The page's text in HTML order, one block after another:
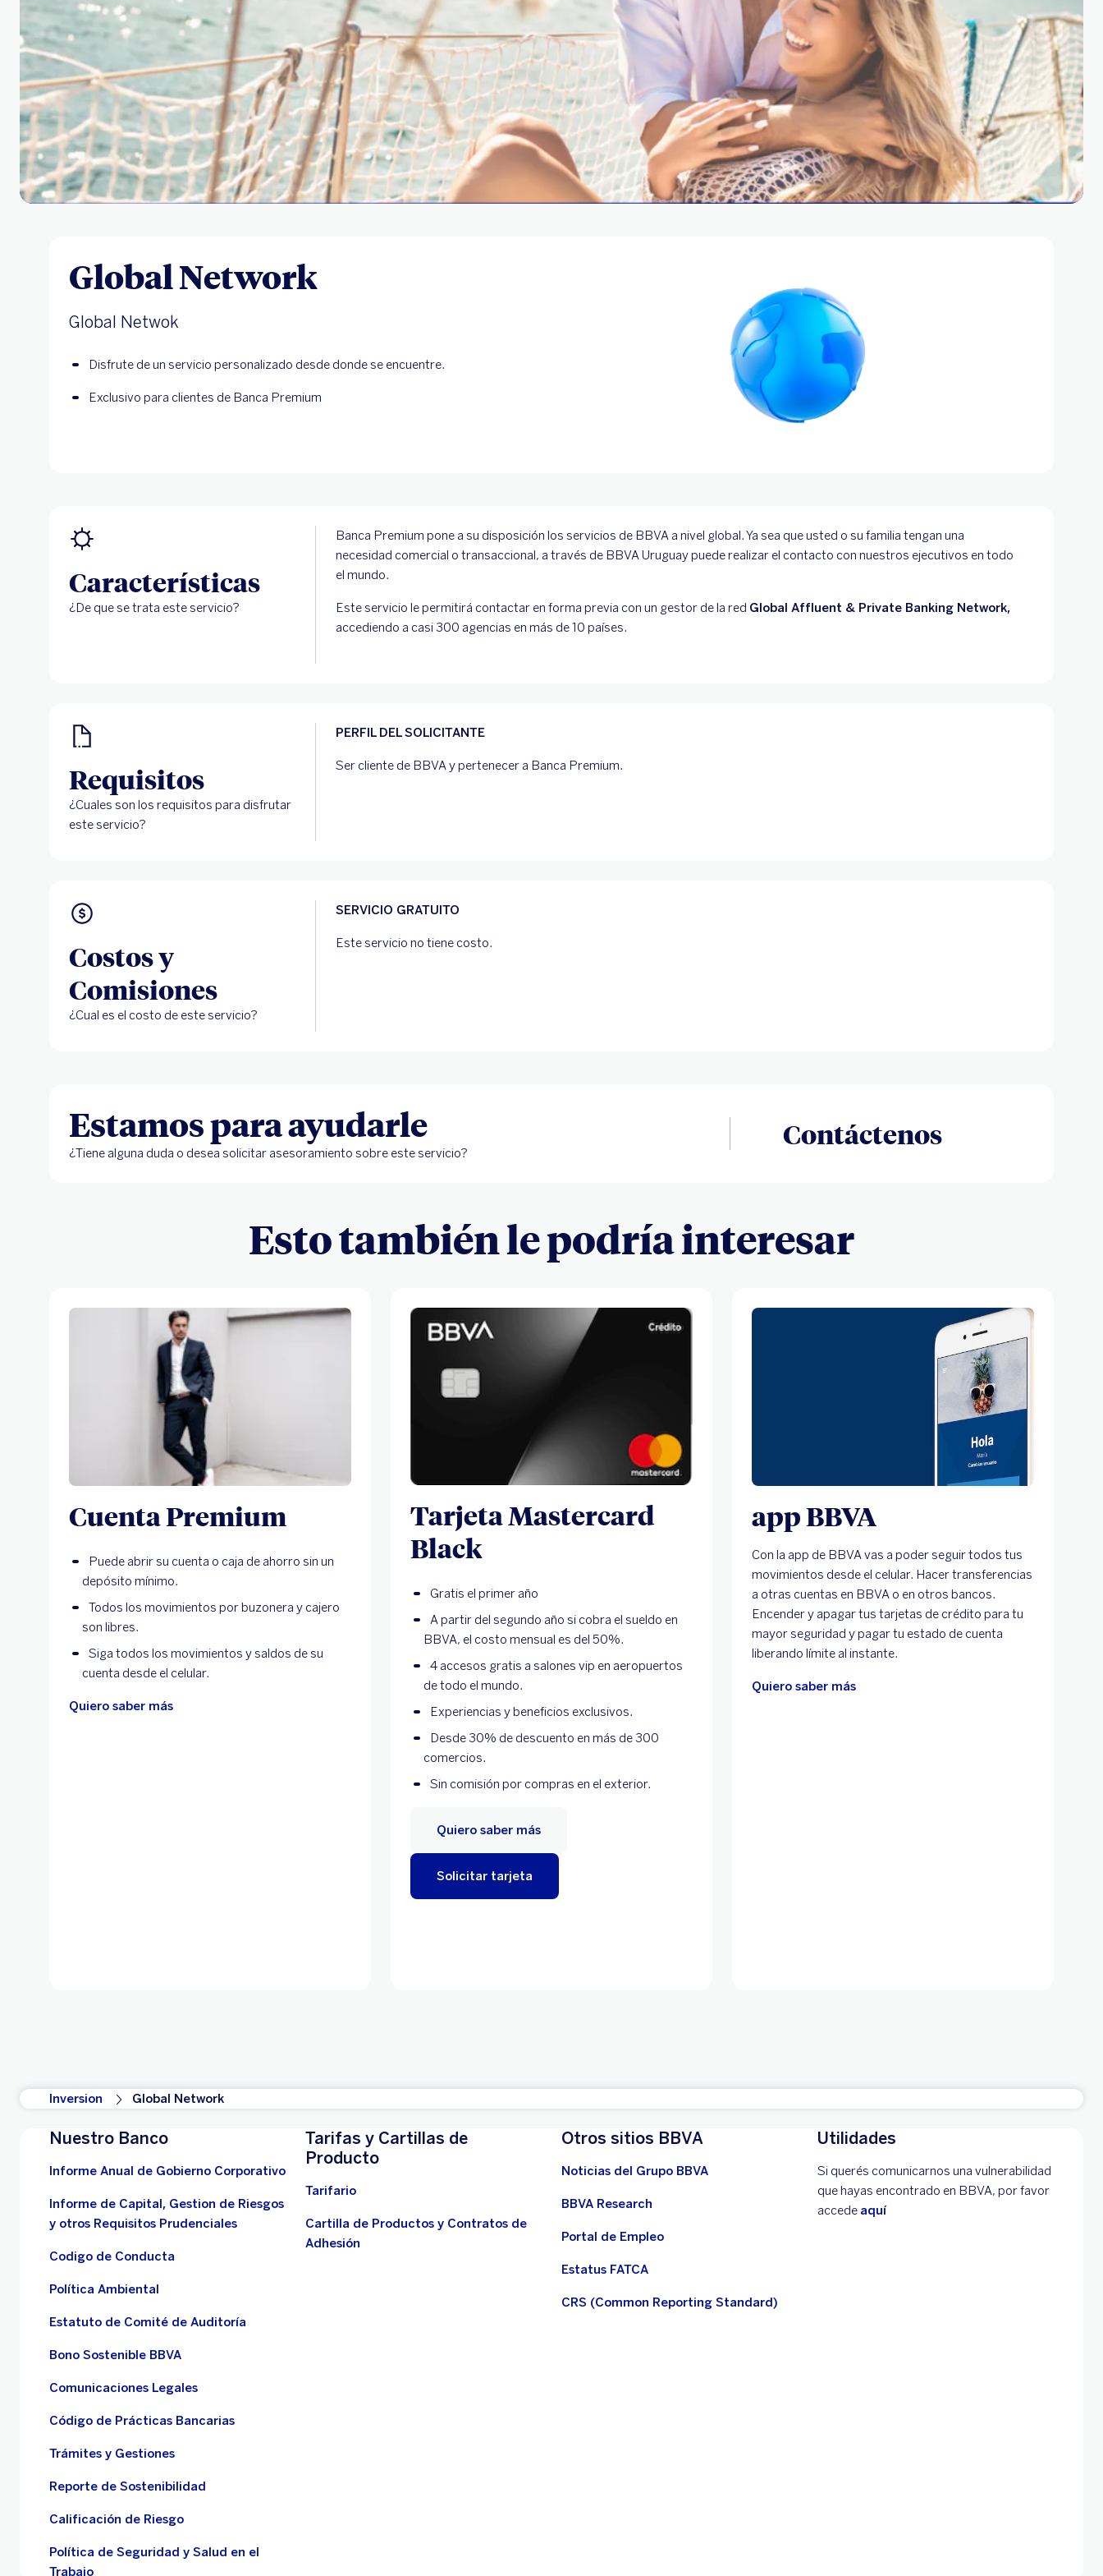
Global Network
Global Netwok
Disfrute de un servicio personalizado desde donde se encuentre.
Exclusivo para clientes de Banca Premium
Características
¿De que se trata este servicio?
Banca Premium pone a su disposición los servicios de BBVA a nivel global. Ya sea que usted o su familia tengan una
necesidad comercial o transaccional, a través de BBVA Uruguay puede realizar el contacto con nuestros ejecutivos en todo
el mundo.
Este servicio le permitirá contactar en forma previa con un gestor de la red Global Affluent & Private Banking Network,
accediendo a casi 300 agencias en más de 10 países.
Requisitos
¿Cuales son los requisitos para disfrutar
este servicio?
PERFIL DEL SOLICITANTE
Ser cliente de BBVA y pertenecer a Banca Premium.
Costos y
Comisiones
¿Cual es el costo de este servicio?
SERVICIO GRATUITO
Este servicio no tiene costo.
Estamos para ayudarle
¿Tiene alguna duda o desea solicitar asesoramiento sobre este servicio?
Contáctenos
Esto también le podría interesar
Cuenta Premium
Puede abrir su cuenta o caja de ahorro sin un
depósito mínimo.
Todos los movimientos por buzonera y cajero
son libres.
Siga todos los movimientos y saldos de su
cuenta desde el celular.
Quiero saber más
Tarjeta Mastercard
Black
Gratis el primer año
A partir del segundo año si cobra el sueldo en
BBVA, el costo mensual es del 50%.
4 accesos gratis a salones vip en aeropuertos
de todo el mundo.
Experiencias y beneficios exclusivos.
Desde 30% de descuento en más de 300
comercios.
Sin comisión por compras en el exterior.
Solicitar tarjeta
Quiero saber más
app BBVA
Con la app de BBVA vas a poder seguir todos tus
movimientos desde el celular. Hacer transferencias
a otras cuentas en BBVA o en otros bancos.
Encender y apagar tus tarjetas de crédito para tu
mayor seguridad y pagar tu estado de cuenta
liberando límite al instante.
Quiero saber más
Inversion Global Network
Nuestro Banco
Informe Anual de Gobierno Corporativo
Informe de Capital, Gestion de Riesgos
y otros Requisitos Prudenciales
Codigo de Conducta
Política Ambiental
Estatuto de Comité de Auditoría
Bono Sostenible BBVA
Comunicaciones Legales
Código de Prácticas Bancarias
Trámites y Gestiones
Reporte de Sostenibilidad
Calificación de Riesgo
Política de Seguridad y Salud en el
Trabajo
Tarifas y Cartillas de
Producto
Tarifario
Cartilla de Productos y Contratos de
Adhesión
Otros sitios BBVA
Noticias del Grupo BBVA
BBVA Research
Portal de Empleo
Estatus FATCA
CRS (Common Reporting Standard)
Utilidades
Si querés comunicarnos una vulnerabilidad
que hayas encontrado en BBVA, por favor
accede aquí